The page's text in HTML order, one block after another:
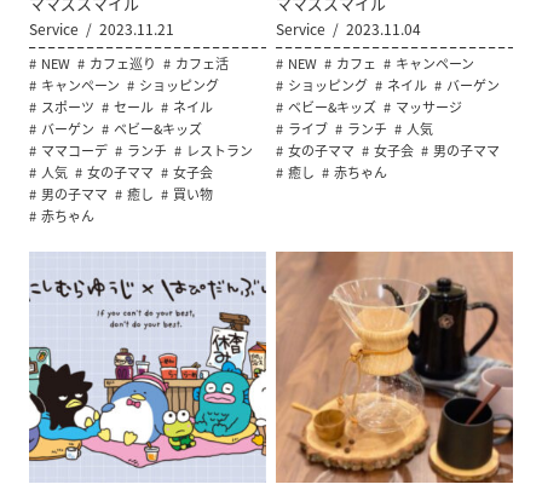
Service 2023.11.21
NEW カフェ巡り
カフェ活
キャンペーン
ショッピング
スポーツ
セール
ネイル
バーゲン
ベビー&キッズ
ママコーデ
ランチ
レストラン
人気
女の子ママ
女子会
男の子ママ
癒し
買い物
赤ちゃん
Service 2023.11.04
NEW カフェ
キャンペーン
ショッピング
ネイル
バーゲン
ベビー&キッズ
マッサージ
ライブ
ランチ
人気
女の子ママ
女子会
男の子ママ
癒し
赤ちゃん